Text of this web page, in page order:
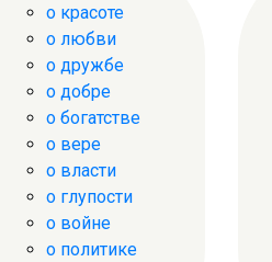
о красоте
о любви
о дружбе
о добре
о богатстве
о вере
о власти
о глупости
о войне
о политике